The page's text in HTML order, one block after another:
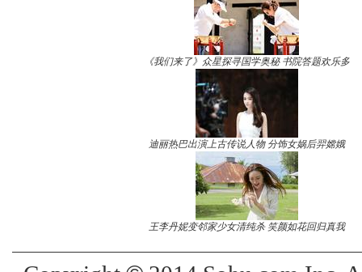
《我们来了》众星探寻国学奥秘 书院答题欢乐多
迪丽热巴出演上古传说人物 分饰女娲后羿嫦娥
王李丹妮变邻家少女清纯杀 笑颜如花回归真我